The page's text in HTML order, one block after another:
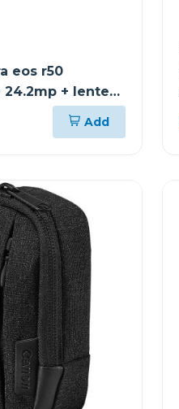
eos r50
+ lente
6.3 is stm kit
Add